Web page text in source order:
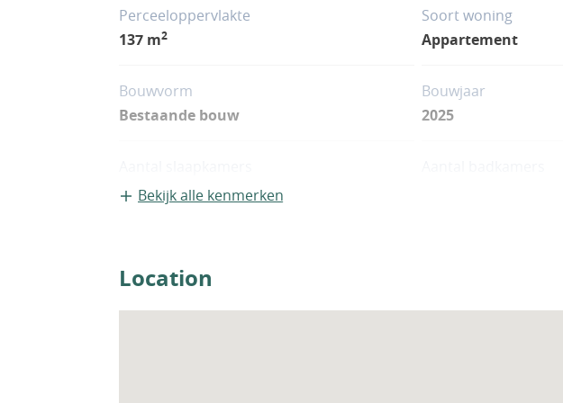
Perceeloppervlakte
137 m2
Soort woning
Appartement
Bouwvorm
Bestaande bouw
Bouwjaar
2025
2
Sauna
Zwembad
Bekijk alle kenmerken
Location